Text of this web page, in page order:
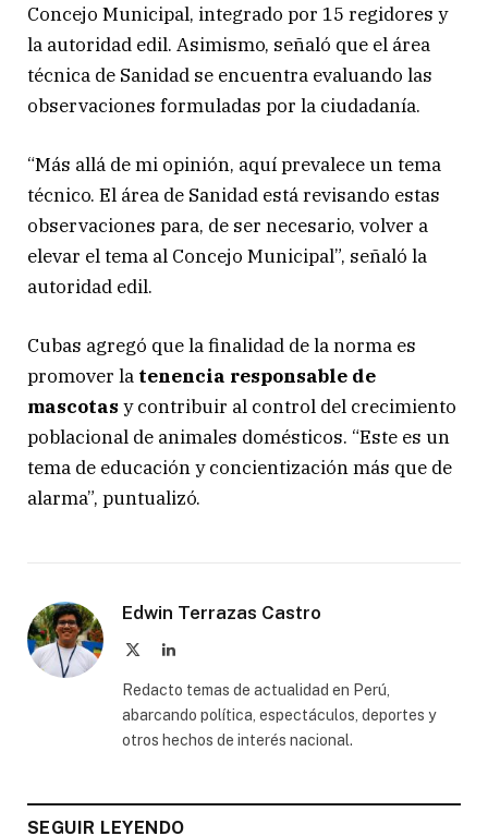
Concejo Municipal, integrado por 15 regidores y
la autoridad edil. Asimismo, señaló que el área
técnica de Sanidad se encuentra evaluando las
observaciones formuladas por la ciudadanía.
“Más allá de mi opinión, aquí prevalece un tema
técnico. El área de Sanidad está revisando estas
observaciones para, de ser necesario, volver a
elevar el tema al Concejo Municipal”, señaló la
autoridad edil.
Cubas agregó que la finalidad de la norma es
promover la tenencia responsable de
mascotas y contribuir al control del crecimiento
poblacional de animales domésticos. “Este es un
tema de educación y concientización más que de
alarma”, puntualizó.
Edwin Terrazas Castro
LinkedIn
Redacto temas de actualidad en Perú,
abarcando política, espectáculos, deportes y
otros hechos de interés nacional.
SEGUIR LEYENDO